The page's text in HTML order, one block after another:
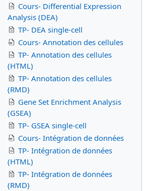
Cours- Differential Expression
Analysis (DEA)
TP- DEA single-cell
Cours- Annotation des cellules
TP- Annotation des cellules
(HTML)
TP- Annotation des cellules
(RMD)
Gene Set Enrichment Analysis
(GSEA)
TP- GSEA single-cell
Cours- Intégration de données
TP- Intégration de données
(HTML)
TP- Intégration de données
(RMD)